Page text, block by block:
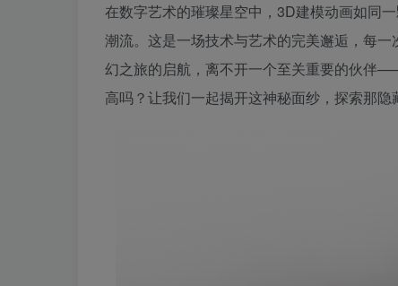
在数字艺术的璀璨星空中，3D建模动画如同
潮流。这是一场技术与艺术的完美邂逅，每
幻之旅的启航，离不开一个至关重要的伙伴
高吗？让我们一起揭开这神秘面纱，探索那隐